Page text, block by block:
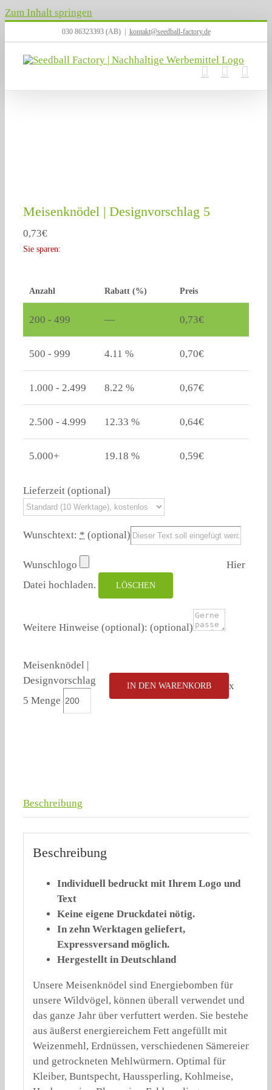
Zum Inhalt springen
030 86323393 (AB) kontakt@seedball-factory.de
Meisenknödel | Designvorschlag 5
0,73€
Sie sparen:
Anzahl Rabatt (%) Preis
200 - 499 — 0,73€
500 - 999 4.11 % 0,70€
1.000 - 2.499 8.22 % 0,67€
2.500 - 4.999 12.33 % 0,64€
5.000+ 19.18 % 0,59€
Lieferzeit (optional)
Wunschtext: * (optional)
Wunschlogo
Hier
Datei hochladen.
LÖSCHEN
Weitere Hinweise (optional): (optional)
Meisenknödel |
Designvorschlag
5 Menge
IN DEN WARENKORB x
Beschreibung
Beschreibung
Individuell bedruckt mit Ihrem Logo und
Text
Keine eigene Druckdatei nötig.
In zehn Werktagen geliefert,
Expressversand möglich.
Hergestellt in Deutschland
Unsere Meisenknödel sind Energiebomben für
unsere Wildvögel, können überall verwendet und
das ganze Jahr über verfuttert werden. Sie bestehen
aus äußerst energiereichem Fett angefüllt mit
Weizenmehl, Erdnüssen, verschiedenen Sämereien
und getrockneten Mehlwürmern. Optimal für
Kleiber, Buntspecht, Haussperling, Kohlmeise,